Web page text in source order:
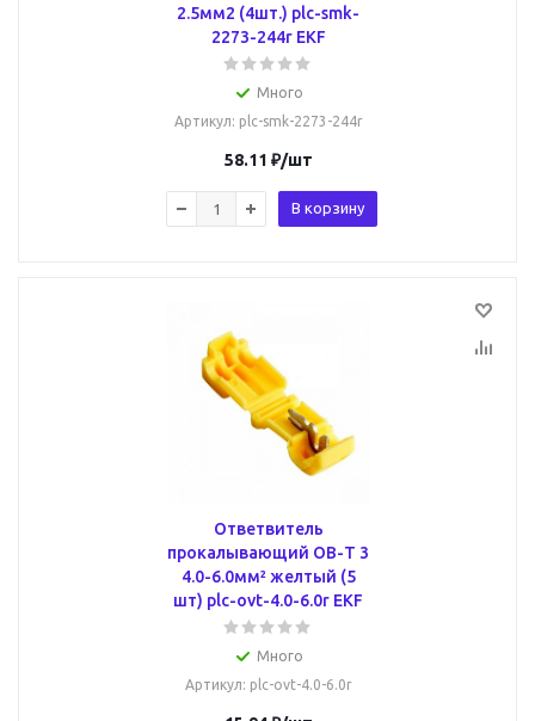
2.5мм2 (4шт.) plc-smk-
2273-244r EKF
Много
Артикул: plc-smk-2273-244r
58.11 ₽/шт
В корзину
Ответвитель
прокалывающий ОВ-Т 3
4.0-6.0мм² желтый (5
шт) plc-ovt-4.0-6.0r EKF
Много
Артикул: plc-ovt-4.0-6.0r